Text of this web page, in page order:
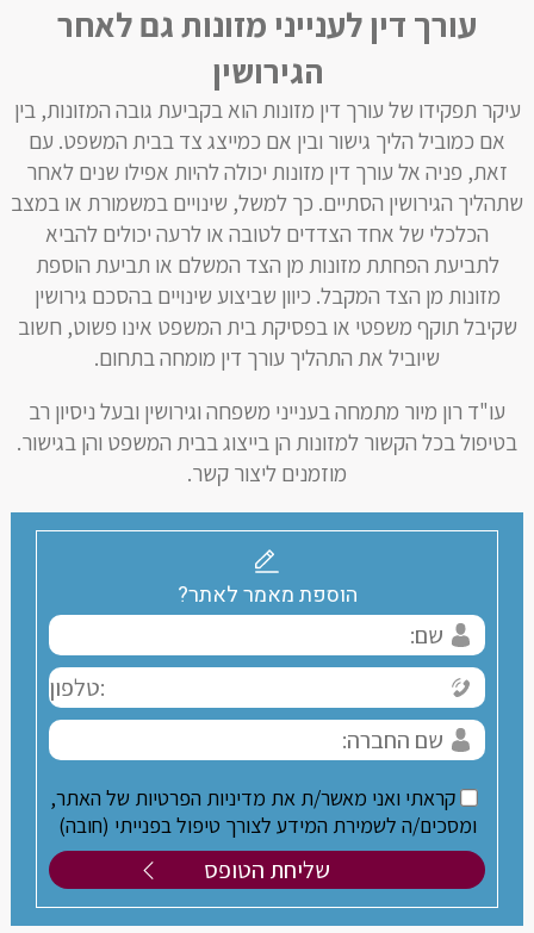
עורך דין לענייני מזונות גם לאחר
הגירושין
עיקר תפקידו של עורך דין מזונות הוא בקביעת גובה המזונות, בין
אם כמוביל הליך גישור ובין אם כמייצג צד בבית המשפט. עם
זאת, פניה אל עורך דין מזונות יכולה להיות אפילו שנים לאחר
שתהליך הגירושין הסתיים. כך למשל, שינויים במשמורת או במצב
הכלכלי של אחד הצדדים לטובה או לרעה יכולים להביא
לתביעת הפחתת מזונות מן הצד המשלם או תביעת הוספת
מזונות מן הצד המקבל. כיוון שביצוע שינויים בהסכם גירושין
שקיבל תוקף משפטי או בפסיקת בית המשפט אינו פשוט, חשוב
שיוביל את התהליך עורך דין מומחה בתחום.
עו"ד רון מיור מתמחה בענייני משפחה וגירושין ובעל ניסיון רב
בטיפול בכל הקשור למזונות הן בייצוג בבית המשפט והן בגישור.
מוזמנים ליצור קשר.
הוספת מאמר לאתר?
קראתי ואני מאשר/ת את מדיניות הפרטיות של האתר,
ומסכים/ה לשמירת המידע לצורך טיפול בפנייתי (חובה)